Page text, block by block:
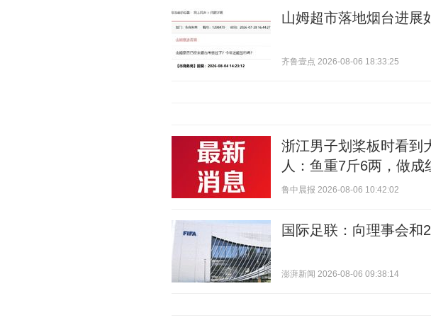
山姆超市落地烟台进展
齐鲁壹点 2026-08-06 18:33:25
浙江男子划桨板时看到
人：鱼重7斤6两，做
鲁中晨报 2026-08-06 10:42:02
国际足联：向理事会和
澎湃新闻 2026-08-06 09:38:14